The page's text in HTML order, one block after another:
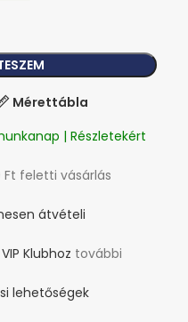
Mérettábla
| Részletekért
Ft feletti vásárlás
átvételi
Klubhoz további
lehetőségek